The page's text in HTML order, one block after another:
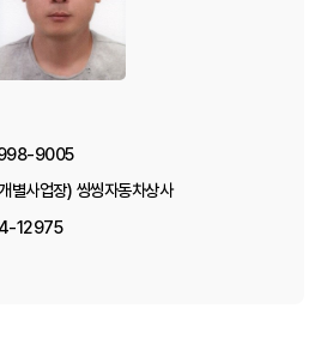
9005
별사업장) 씽씽자동차상사
12975